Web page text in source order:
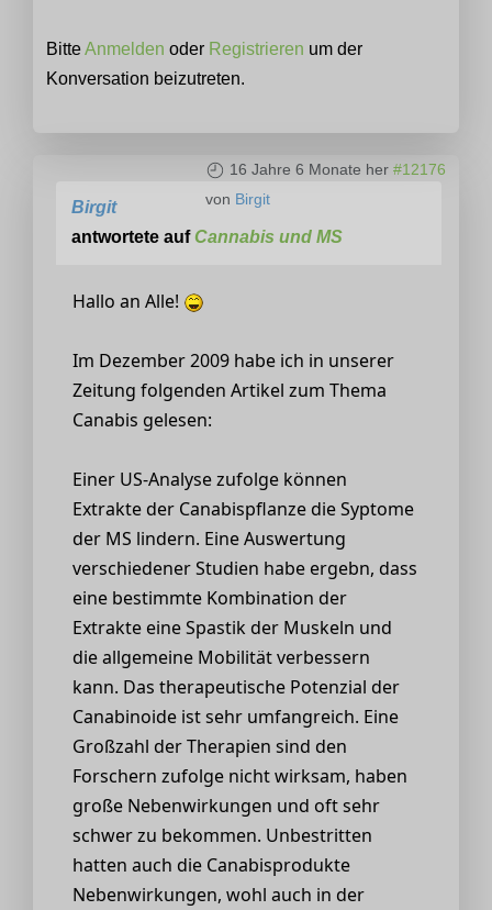
BitteAnmelden oder Registrieren um der
Konversation beizutreten.
16 Jahre 6 Monate her #12176
von Birgit
Birgit
antwortete aufCannabis und MS
Hallo an Alle!
Im Dezember 2009 habe ich in unserer
Zeitung folgenden Artikel zum Thema
Canabis gelesen:
Einer US-Analyse zufolge können
Extrakte der Canabispflanze die Syptome
der MS lindern. Eine Auswertung
verschiedener Studien habe ergebn, dass
eine bestimmte Kombination der
Extrakte eine Spastik der Muskeln und
die allgemeine Mobilität verbessern
kann. Das therapeutische Potenzial der
Canabinoide ist sehr umfangreich. Eine
Großzahl der Therapien sind den
Forschern zufolge nicht wirksam, haben
große Nebenwirkungen und oft sehr
schwer zu bekommen. Unbestritten
hatten auch die Canabisprodukte
Nebenwirkungen, wohl auch in der